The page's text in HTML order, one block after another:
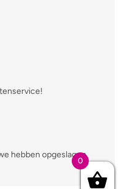
hebben opgeslagen
0